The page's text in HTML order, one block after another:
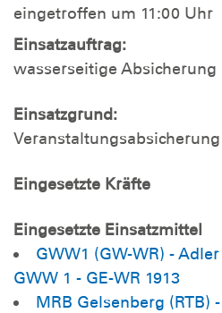
eingetroffen um 11:00 Uhr
Einsatzauftrag:
wasserseitige Absicherung
Einsatzgrund:
Veranstaltungsabsicherung
Eingesetzte Kräfte
Eingesetzte Einsatzmittel
GWW1 (GW-WR) -
GWW 1 - GE-WR 1913
MRB Gelsenberg (RTB)